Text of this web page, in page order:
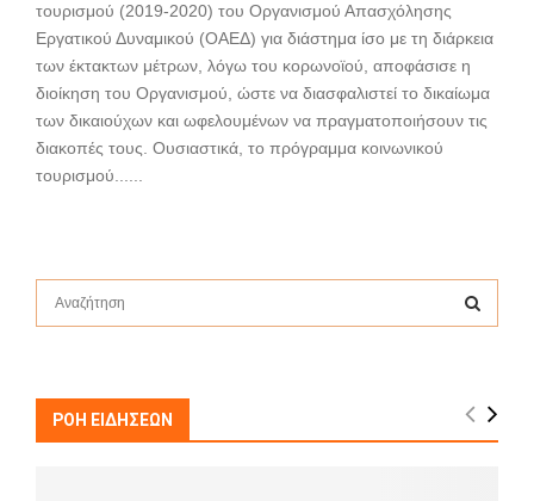
τουρισμού (2019-2020) του Οργανισμού Απασχόλησης
Εργατικού Δυναμικού (ΟΑΕΔ) για διάστημα ίσο με τη διάρκεια
των έκτακτων μέτρων, λόγω του κορωνοϊού, αποφάσισε η
διοίκηση του Οργανισμού, ώστε να διασφαλιστεί το δικαίωμα
των δικαιούχων και ωφελουμένων να πραγματοποιήσουν τις
διακοπές τους. Ουσιαστικά, το πρόγραμμα κοινωνικού
τουρισμού......
f
A
ΡΟΗ ΕΙΔΗΣΕΩΝ